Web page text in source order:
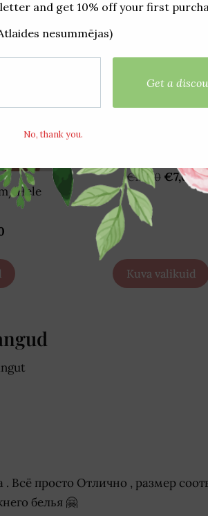
Hele
€12,50 €7,00
Kuva valikuid
Всё просто Отлично , размер
белья 🤗